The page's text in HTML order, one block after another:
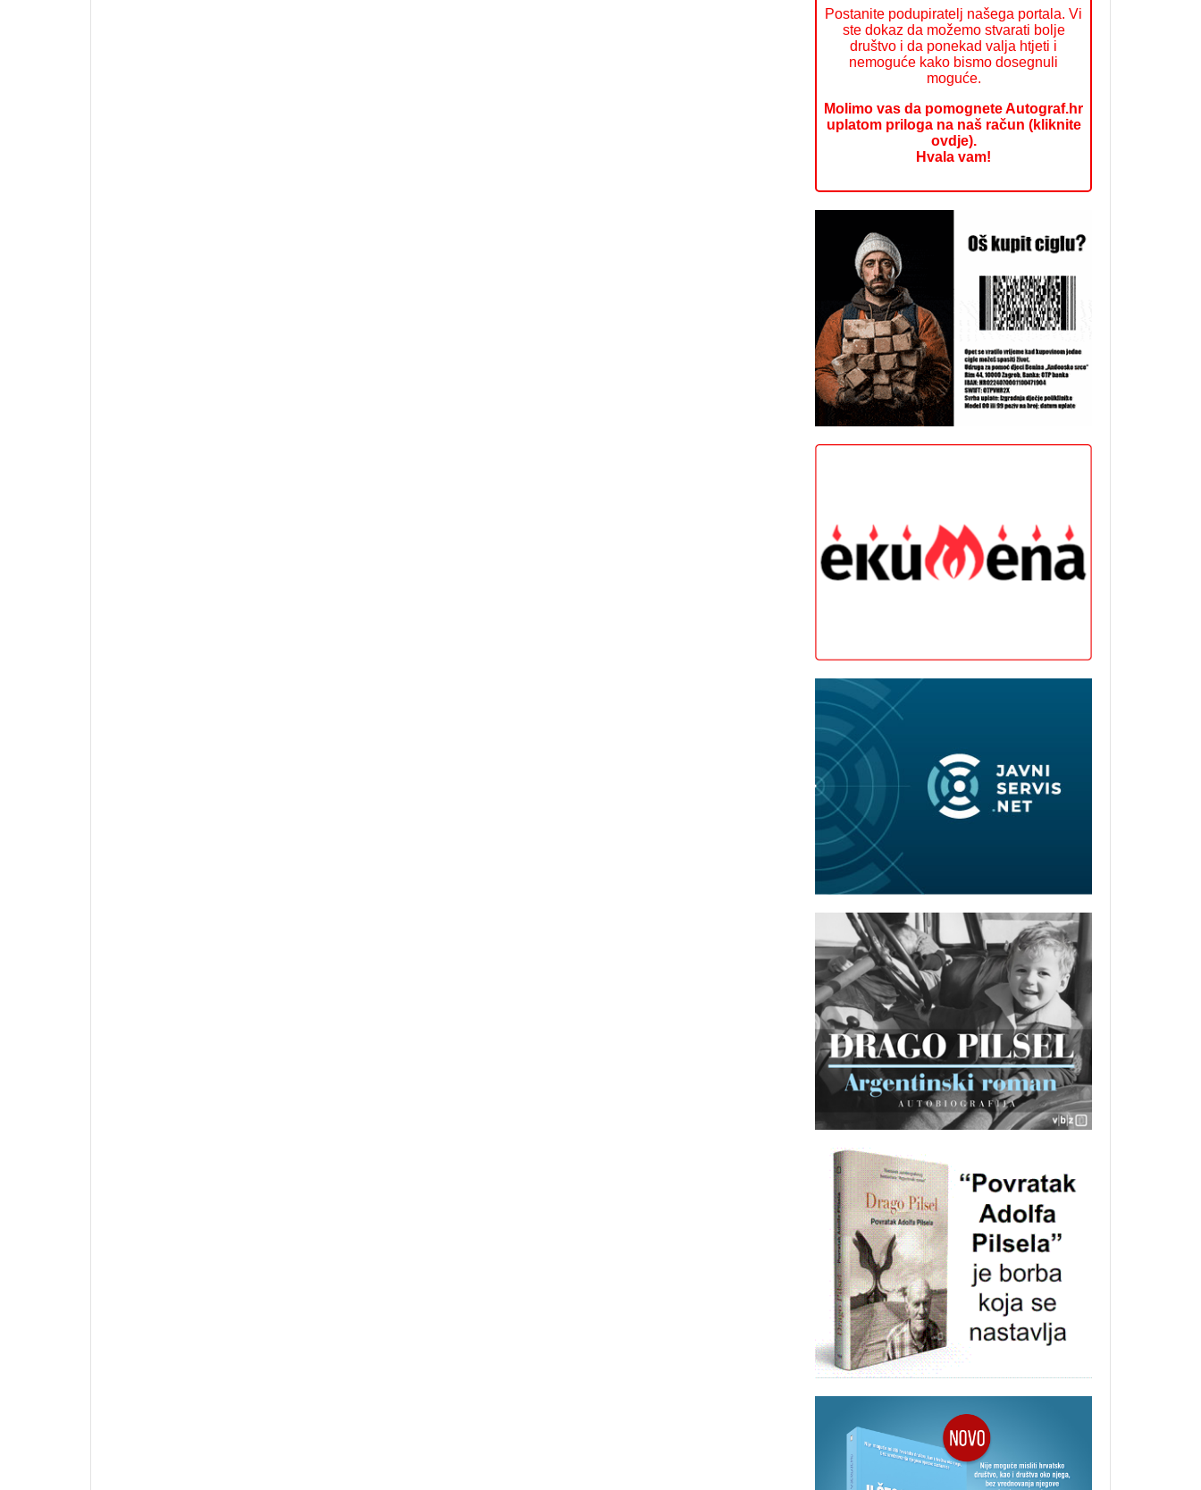
Postanite podupiratelj našega portala. Vi
ste dokaz da možemo stvarati bolje
društvo i da ponekad valja htjeti i
nemoguće kako bismo dosegnuli
moguće.
Molimo vas da pomognete Autograf.hr
uplatom priloga na naš račun (kliknite
ovdje).
Hvala vam!